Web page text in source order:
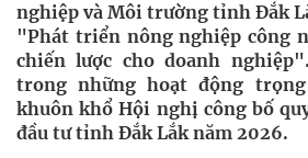
nghiệp và Môi trường tỉnh Đắk
"Phát triển nông nghiệp công
chiến lược cho doanh
trong những hoạt động
khuôn khổ Hội nghị công bố
đầu tư tỉnh Đắk Lắk năm 2026.